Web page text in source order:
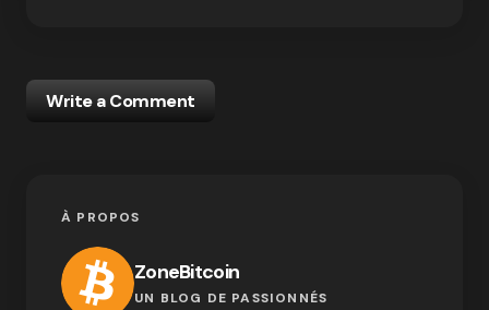
Write a Comment
À PROPOS
ZoneBitcoin
UN BLOG DE PASSIONNÉS